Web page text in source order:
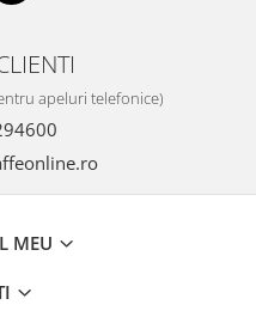
apeluri telefonice)
MEU